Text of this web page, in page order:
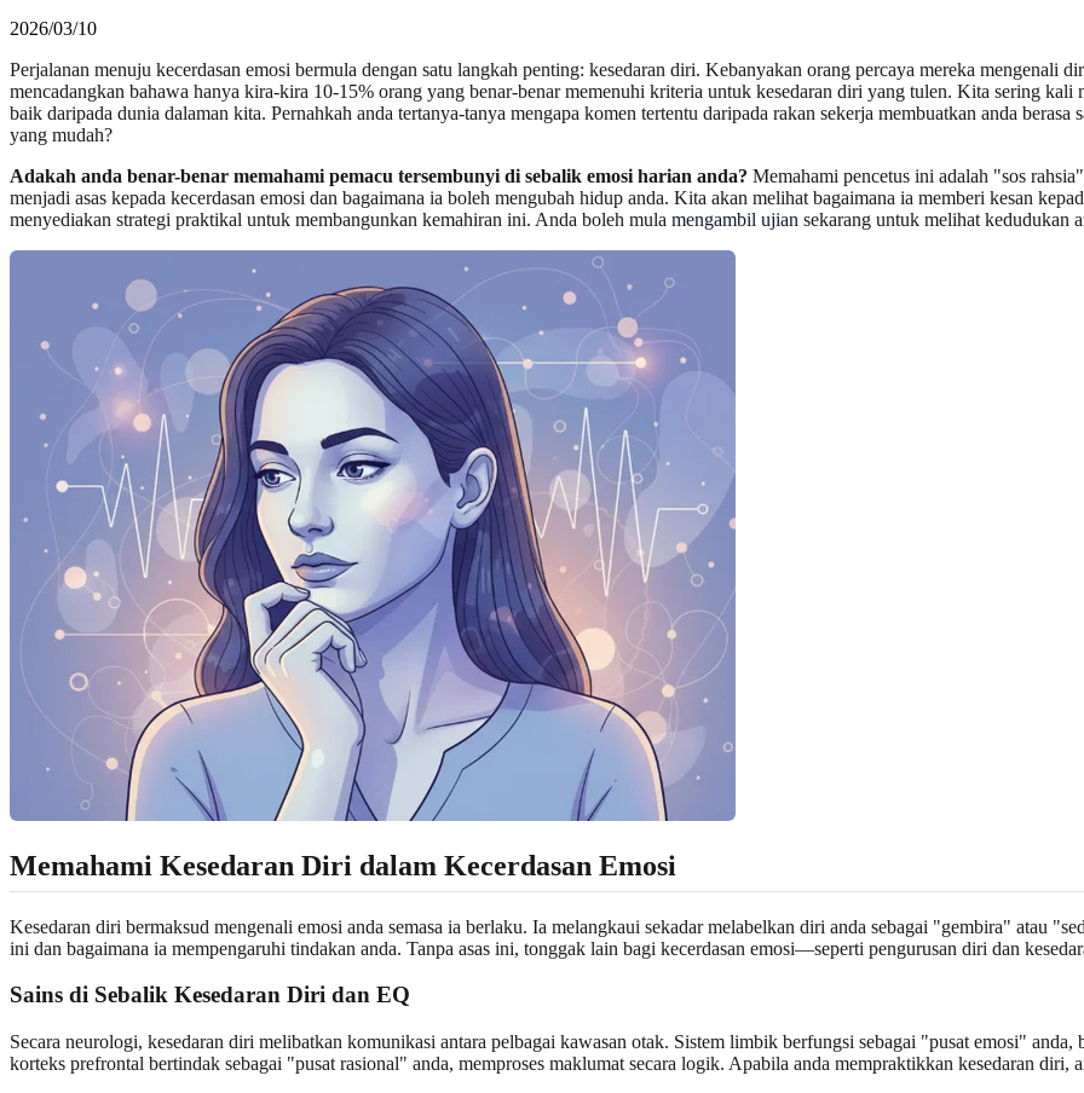
2026/03/10
Perjalanan menuju kecerdasan emosi bermula dengan satu langkah penting: kesedaran diri. Kebanyakan orang percaya mereka mengenali
mencadangkan bahawa hanya kira-kira 10-15% orang yang benar-benar memenuhi kriteria untuk kesedaran diri yang tulen. Kita sering
baik daripada dunia dalaman kita. Pernahkah anda tertanya-tanya mengapa komen tertentu daripada rakan sekerja membuatkan anda berasa
yang mudah?
Adakah anda benar-benar memahami pemacu tersembunyi di sebalik emosi harian anda? Memahami pencetus ini adalah "sos
menjadi asas kepada kecerdasan emosi dan bagaimana ia boleh mengubah hidup anda. Kita akan melihat bagaimana ia memberi kesan
menyediakan strategi praktikal untuk membangunkan kemahiran ini. Anda boleh mula mengambil ujian sekarang untuk melihat kedudukan
Memahami Kesedaran Diri dalam Kecerdasan Emosi
Kesedaran diri bermaksud mengenali emosi anda semasa ia berlaku. Ia melangkaui sekadar melabelkan diri anda sebagai "gembira" atau
ini dan bagaimana ia mempengaruhi tindakan anda. Tanpa asas ini, tonggak lain bagi kecerdasan emosi—seperti pengurusan diri dan
Sains di Sebalik Kesedaran Diri dan EQ
Secara neurologi, kesedaran diri melibatkan komunikasi antara pelbagai kawasan otak. Sistem limbik berfungsi sebagai "pusat emosi"
korteks prefrontal bertindak sebagai "pusat rasional" anda, memproses maklumat secara logik. Apabila anda mempraktikkan kesedaran diri,